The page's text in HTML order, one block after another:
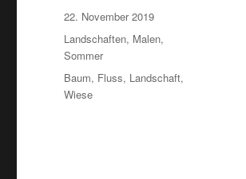
Veröffentlicht
am
22. November 2019
Kategorien
Landschaften, Malen,
Sommer
Schlagwörter
Baum, Fluss, Landschaft,
Wiese